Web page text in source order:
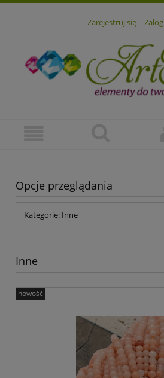
Zarejestruj się
Opcje przeglądania
Kategorie: Inne
Inne
nowość